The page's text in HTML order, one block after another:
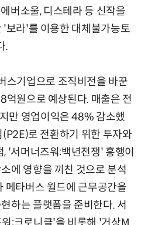
버소울, 디스테라 등 신작을
'보라'를 이용한 대체불가능토
.
스기업으로 조직비전을 바꾼
억원으로 예상된다. 매출은 전
만 영업이익은 48% 감소했
로 전환하기 위한 투자와
'서머너즈워:백년전쟁' 흥행이
에 영향을 끼친 것으로 분석
메타버스 월드에 근무공간을
하는 플랫폼을 준비한다. 서